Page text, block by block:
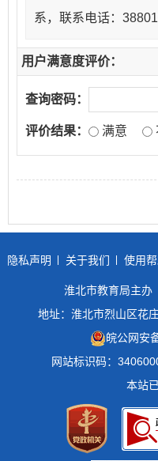
系，联系电话：
用户满意度评价：
查询密码：
评价结果： 满意
隐私声明 关于我们 使用
淮北市教育局主办
地址：淮北市烈山区花
皖公网安
网站标识码：
本站